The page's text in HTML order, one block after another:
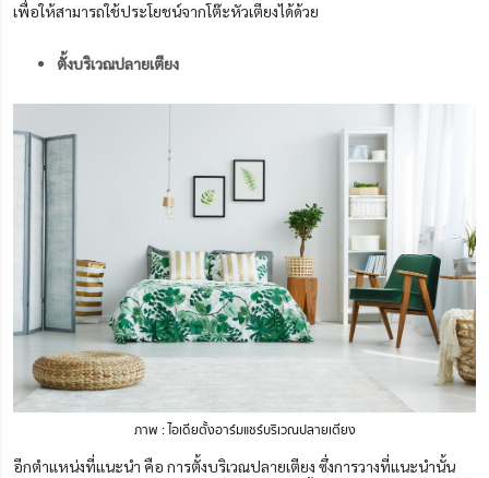
เพื่อให้สามารถใช้ประโยชน์จากโต๊ะหัวเตียงได้ด้วย
ตั้งบริเวณปลายเตียง
ภาพ : ไอเดียตั้งอาร์มแชร์บริเวณปลายเตียง
อีกตำแหน่งที่แนะนำ คือ การตั้งบริเวณปลายเตียง ซึ่งการวางที่แนะนำนั้น